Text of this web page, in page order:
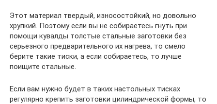
Этот материал твердый, износостойкий, но довольно
хрупкий. Поэтому если вы не собираетесь гнуть при
помощи кувалды толстые стальные заготовки без
серьезного предварительного их нагрева, то смело
берите такие тиски, а если собираетесь, то лучше
поищите стальные.
Если вам нужно будет в таких настольных тисках
регулярно крепить заготовки цилиндрической формы, то